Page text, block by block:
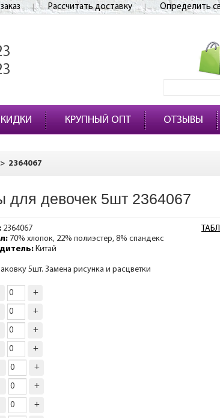
Рассчитать доставку Определить
КРУПНЫЙ ОПТ ОТЗЫВЫ
> 2364067
для девочек 5шт 2364067
2364067
70% хлопок, 22% полиэстер, 8% спандекс
Китай
5шт. Замена рисунка и расцветки
+
+
+
+
+
+
+